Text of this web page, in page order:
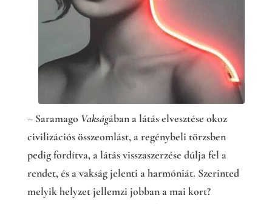
– Saramago Vakságában a látás elvesztése okoz
civilizációs összeomlást, a regénybeli törzsben
pedig fordítva, a látás visszaszerzése dúlja fel a
rendet, és a vakság jelenti a harmóniát. Szerinted
melyik helyzet jellemzi jobban a mai kort?